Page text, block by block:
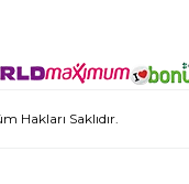
Hakları Saklıdır.